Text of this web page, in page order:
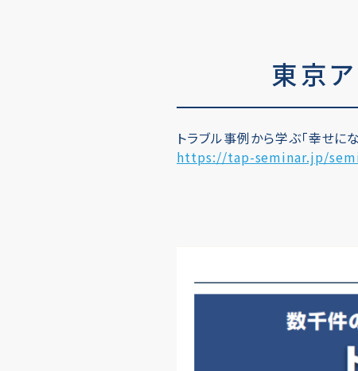
東京
トラブル事例から学ぶ「幸せに
https://tap-seminar.jp/